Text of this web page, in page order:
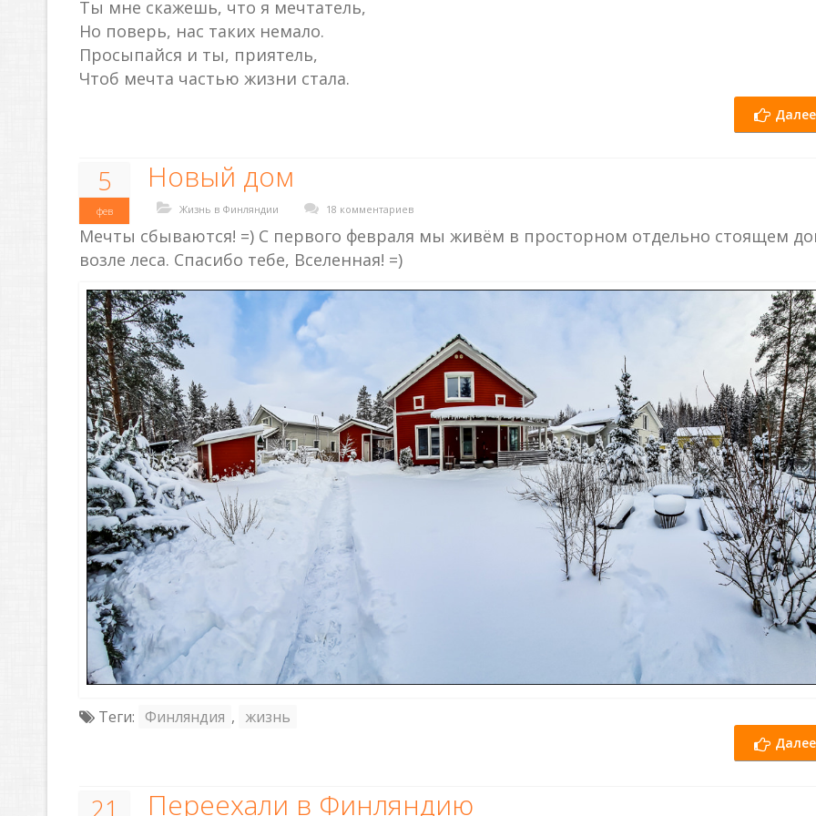
Ты мне скажешь, что я мечтатель,
Но поверь, нас таких немало.
Просыпайся и ты, приятель,
Чтоб мечта частью жизни стала.
Далее
5
фев
Новый дом
Жизнь в Финляндии 18 комментариев
Мечты сбываются! =) С первого февраля мы живём в просторном отдельно стоящем
возле леса. Спасибо тебе, Вселенная! =)
Теги: Финляндия , жизнь
Далее
Переехали в Финляндию